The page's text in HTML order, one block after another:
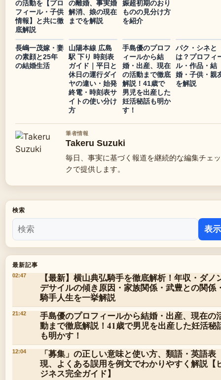
の活動を【プロ
フィール・子供
情報】と共に徹
底解説
の離婚、事実婚
解消、娘の現在
までを解説
娠超初期のおり
ものの見分け方
を紹介
長嶋一茂嫁・妻
の素顔と25年
の結婚生活
山陽本線 広島
駅 下り 時刻表
ガイド｜平日と
休日の運行ダイ
ヤの違い・始発
終電・時刻表サ
イトの使い分け
方
手島優のプロフ
ィールから結
婚・出産、現在
の活動まで徹底
解説！41歳で
男児を出産した
妊活秘話も明か
す！
パク・シネと
は？プロフィ
ル・作品・結
婚・子供・親
を解説
筆者情報
Takeru Suzuki
毎日、事実に基づく報道を継続的な編集チェッ
クで提供します。
検索
表示
最新記事
02:47
【最新】横山典弘騎手を徹底解析！年収・ダノ
デサイルの傾き原因・家族関係・武豊との関係
騎手人生を一挙解説
21:42
手島優のプロフィールから結婚・出産、現在の
動まで徹底解説！41歳で男児を出産した妊活秘
も明かす！
12:04
「募集」の正しい意味と使い方、類語・英語表
現、よくある誤用を例文でわかりやすく解説【
ジネス完全ガイド】